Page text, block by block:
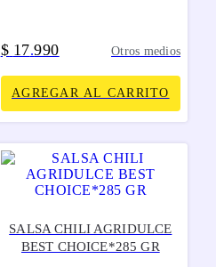
$ 17.990 Otros medios
AGREGAR AL CARRITO
SALSA CHILI AGRIDULCE
BEST CHOICE*285 GR